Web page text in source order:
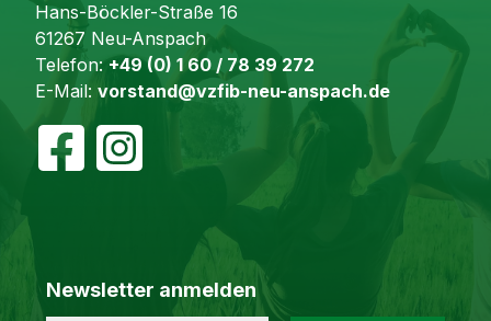
Hans-Böckler-Straße 16
61267 Neu-Anspach
Telefon: +49 (0) 1 60 / 78 39 272
E-Mail: vorstand@vzfib-neu-anspach.de
Newsletter anmelden